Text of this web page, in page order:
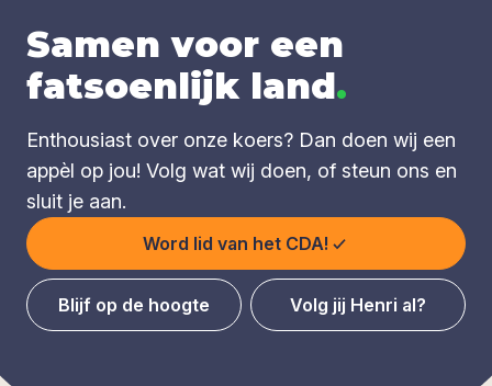
Samen voor een
fatsoenlijk land.
Enthousiast over onze koers? Dan doen wij een
appèl op jou! Volg wat wij doen, of steun ons en
sluit je aan.
Word lid van het CDA!
Blijf op de hoogte Volg jij Henri al?